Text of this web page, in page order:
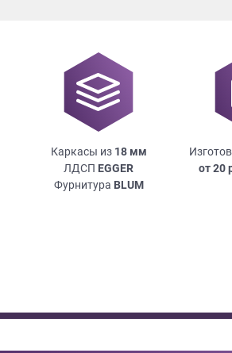
Каркасы из 18мм
ЛДСП EGGER
Фурнитура BLUM
от 20